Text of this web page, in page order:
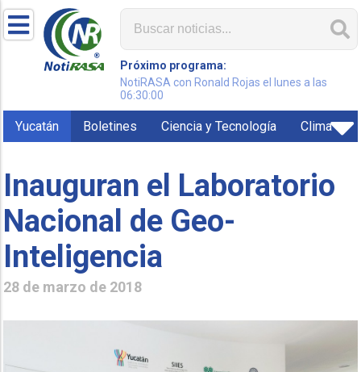
Próximo programa:
NotiRASA con Ronald Rojas el lunes a las
06:30:00
Yucatán Boletines Ciencia y Tecnología Clima
Inauguran el Laboratorio
Nacional de Geo-
Inteligencia
28 de marzo de 2018